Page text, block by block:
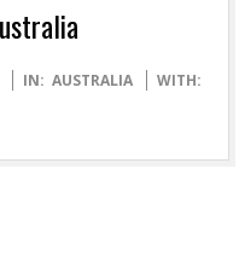
IN: AUSTRALIA
WITH: